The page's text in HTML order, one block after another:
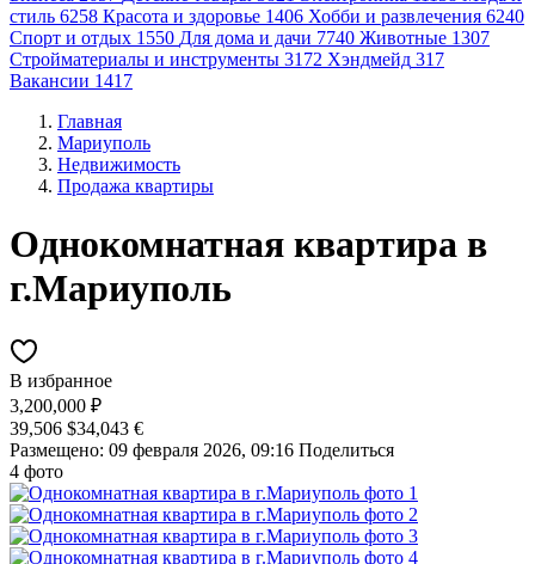
стиль 6258 Красота и здоровье 1406 Хобби и развлечения 6240
Спорт и отдых 1550 Для дома и дачи 7740 Животные 1307
Стройматериалы и инструменты 3172 Хэндмейд 317
Вакансии 1417
Главная
Мариуполь
Недвижимость
Продажа квартиры
Однокомнатная квартира в
г.Мариуполь
В избранное
3,200,000 ₽
39,506 $34,043 €
Размещено: 09 февраля 2026, 09:16 Поделиться
4 фото